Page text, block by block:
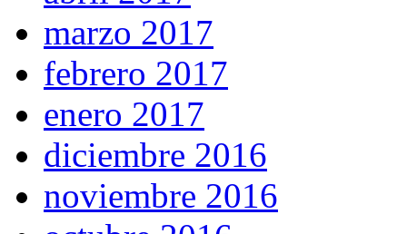
marzo 2017
febrero 2017
enero 2017
diciembre 2016
noviembre 2016